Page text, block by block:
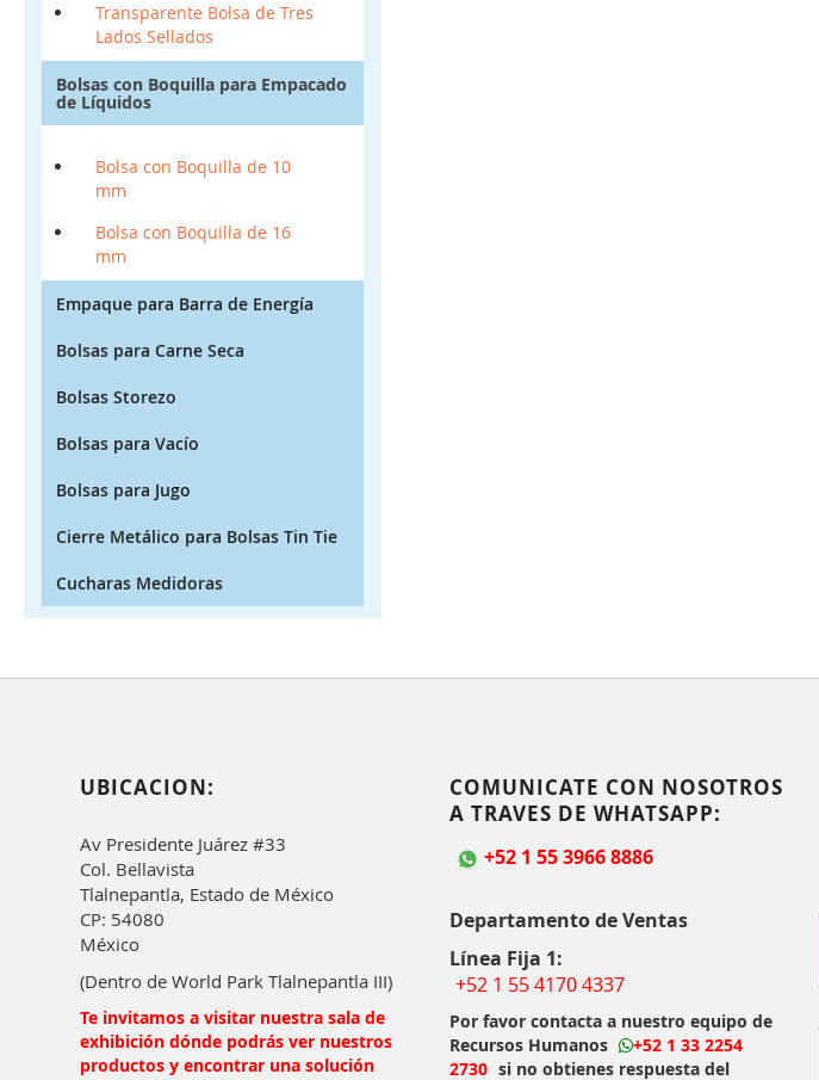
Transparente Bolsa de Tres
Lados Sellados
Bolsas con Boquilla para Empacado
de Líquidos
Bolsa con Boquilla de 10
mm
Bolsa con Boquilla de 16
mm
Empaque para Barra de Energía
Bolsas para Carne Seca
Bolsas Storezo
Bolsas para Vacío
Bolsas para Jugo
Cierre Metálico para Bolsas Tin Tie
Cucharas Medidoras
UBICACION:
Av Presidente Juárez #33
Col. Bellavista
Tlalnepantla, Estado de México
CP: 54080
México
(Dentro de World Park Tlalnepantla III)
Te invitamos a visitar nuestra sala de
exhibición dónde podrás ver nuestros
productos y encontrar una solución
COMUNICATE CON NOSOTROS
A TRAVES DE WHATSAPP:
+52 1 55 3966 8886
Departamento de Ventas
Línea Fija 1:
+52 1 55 4170 4337
Por favor contacta a nuestro equipo de
Recursos Humanos
+52 1 33 2254
2730 si no obtienes respuesta del